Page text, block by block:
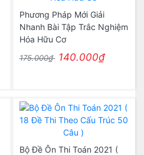
Phương Pháp Mới Giải
Nhanh Bài Tập Trắc Nghiệm
Hóa Hữu Cơ
175.000₫ 140.000₫
Bộ Đề Ôn Thi Toán 2021 (